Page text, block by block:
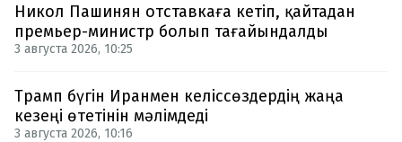
Никол Пашинян отставкаға кетіп, қайтадан
премьер-министр болып тағайындалды
3 августа 2026, 10:25
Трамп бүгін Иранмен келіссөздердің жаңа
кезеңі өтетінін мәлімдеді
3 августа 2026, 10:16